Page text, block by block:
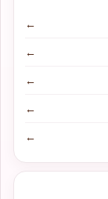
←
←
←
←
←